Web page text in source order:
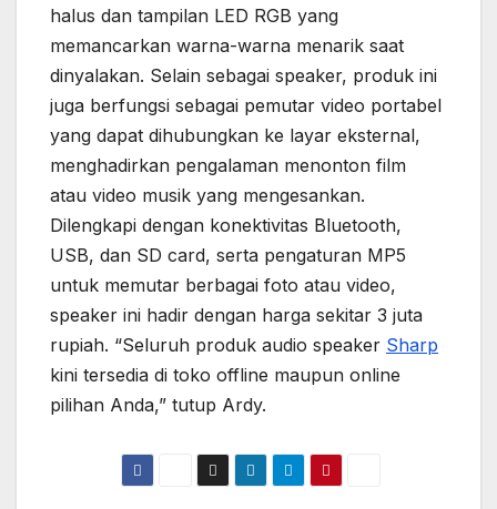
halus dan tampilan LED RGB yang
memancarkan warna-warna menarik saat
dinyalakan. Selain sebagai speaker, produk ini
juga berfungsi sebagai pemutar video portabel
yang dapat dihubungkan ke layar eksternal,
menghadirkan pengalaman menonton film
atau video musik yang mengesankan.
Dilengkapi dengan konektivitas Bluetooth,
USB, dan SD card, serta pengaturan MP5
untuk memutar berbagai foto atau video,
speaker ini hadir dengan harga sekitar 3 juta
rupiah. “Seluruh produk audio speaker Sharp
kini tersedia di toko offline maupun online
pilihan Anda,” tutup Ardy.